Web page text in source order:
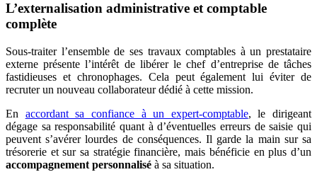
L’externalisation administrative et comptable
complète
Sous-traiter l’ensemble de ses travaux comptables à un prestataire
externe présente l’intérêt de libérer le chef d’entreprise de tâches
fastidieuses et chronophages. Cela peut également lui éviter de
recruter un nouveau collaborateur dédié à cette mission.
En accordant sa confiance à un expert-comptable, le dirigeant
dégage sa responsabilité quant à d’éventuelles erreurs de saisie qui
peuvent s’avérer lourdes de conséquences. Il garde la main sur sa
trésorerie et sur sa stratégie financière, mais bénéficie en plus d’un
accompagnement personnalisé à sa situation.